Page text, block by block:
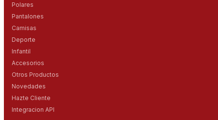
Polares
Pantalones
Camisas
Deporte
Infantil
Accesorios
Otros Productos
Novedades
Hazte Cliente
Integracion API